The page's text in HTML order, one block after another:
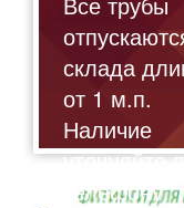
склада
от 1 м.п.
Наличие
уточняйте
телефону: